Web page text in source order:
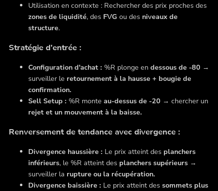
Utilisation en contexte : Rechercher des prix proches des
zones de liquidité, des FVG ou des niveaux de
structure.
Stratégie d'entrée :
Configuration d'achat : %R plonge en dessous de -80 →
surveiller le retournement à la hausse + bougie de
confirmation.
Sell Setup : %R monte au-dessus de -20 → chercher un
rejet et un mouvement à la baisse.
Renversement de tendance avec divergence :
Divergence haussière : Le prix atteint des planchers
inférieurs, le %R atteint des planchers supérieurs→
surveiller la rupture ou la récupération.
Divergence baissière : Le prix atteint des sommets plus